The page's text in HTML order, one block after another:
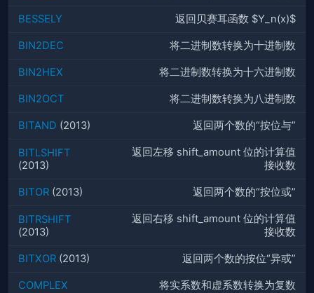
BESSELY 返回贝赛耳函数 $Y_n(x)$
BIN2DEC 将二进制数转换为十进制数
BIN2HEX 将二进制数转换为十六进制数
BIN2OCT 将二进制数转换为八进制数
BITAND (2013) 返回两个数的“按位与”
BITLSHIFT
(2013)
返回左移 shift_amount 位的计算值
接收数
BITOR (2013) 返回两个数的“按位或”
BITRSHIFT
(2013)
返回右移 shift_amount 位的计算值
接收数
BITXOR (2013) 返回两个数的按位“异或”
COMPLEX 将实系数和虚系数转换为复数